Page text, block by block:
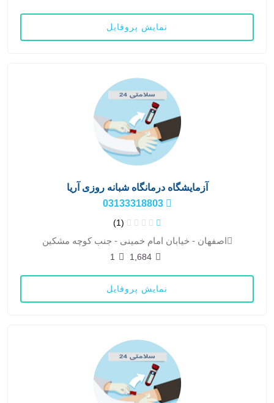
نمایش پروفایل
آزمایشگاه درمانگاه شبانه روزی آریا
03133318803
(1)
اصفهان - خیابان امام خمینی - جنب کوچه مشکین
1,684
1
نمایش پروفایل